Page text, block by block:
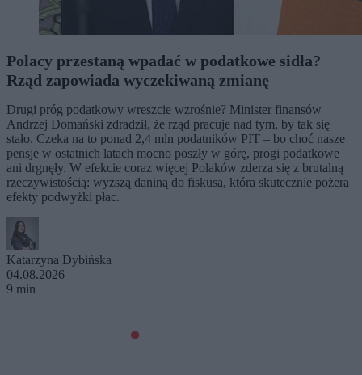
Polacy przestaną wpadać w podatkowe sidła?
Rząd zapowiada wyczekiwaną zmianę
Drugi próg podatkowy wreszcie wzrośnie? Minister finansów
Andrzej Domański zdradził, że rząd pracuje nad tym, by tak się
stało. Czeka na to ponad 2,4 mln podatników PIT – bo choć nasze
pensje w ostatnich latach mocno poszły w górę, progi podatkowe
ani drgnęły. W efekcie coraz więcej Polaków zderza się z brutalną
rzeczywistością: wyższą daniną do fiskusa, która skutecznie pożera
efekty podwyżki płac.
Katarzyna Dybińska
04.08.2026
9 min